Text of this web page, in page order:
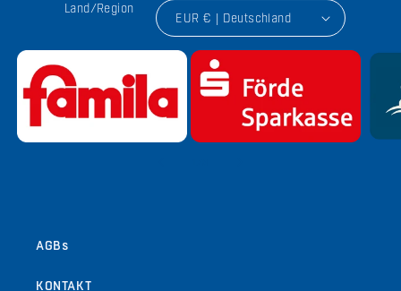
Land/Region
EUR € | Deutschland
AGBs
KONTAKT